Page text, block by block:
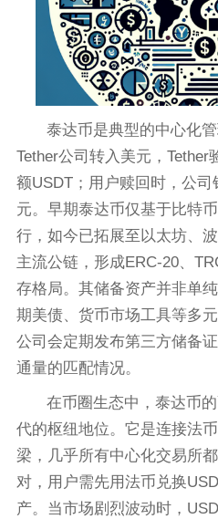
泰达币是典型的中心化
Tether公司转入美元，
额USDT；用户赎回时，公
元。早期泰达币仅基于比特
行，如今已拓展至以太坊、
主流公链，形成ERC-20、
存格局。其储备资产并非单
期美债、货币市场工具等多
公司会定期发布第三方储备
通量的匹配情况。
在币圈生态中，泰达币
代的枢纽地位。它是连接法
梁，几乎所有中心化交易所
对，用户需先用法币兑换
产。当市场剧烈波动时，